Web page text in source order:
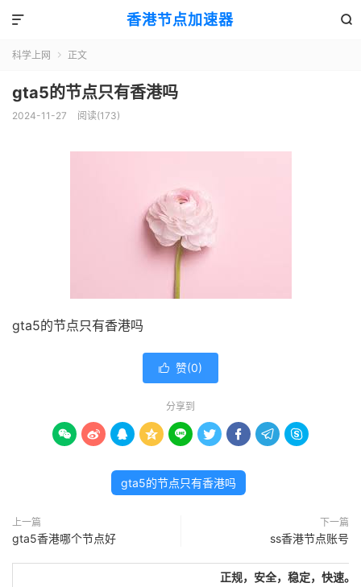
香港节点加速器 

科学上网  正文
gta5的节点只有香港吗
2024-11-27 阅读(173)
gta5的节点只有香港吗
 赞(0)
分享到
        
gta5的节点只有香港吗
上一篇
gta5香港哪个节点好
下一篇
ss香港节点账号
正规，安全，稳定，快速。